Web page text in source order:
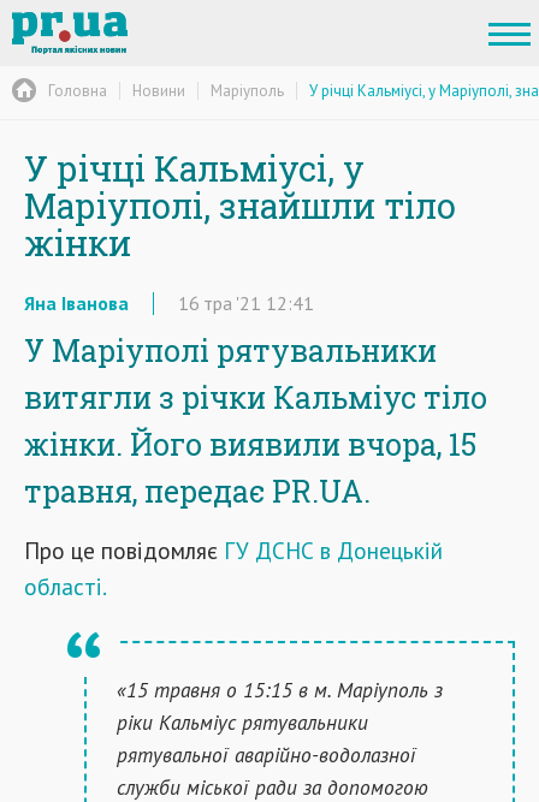
Головна Новини Маріуполь У річці Кальміусі, у Маріуполі,
У річці Кальміусі, у
Маріуполі, знайшли тіло
жінки
Яна Іванова 16 тра '21 12:41
У Маріуполі рятувальники
витягли з річки Кальміус тіло
жінки. Його виявили вчора, 15
травня, передає PR.UA.
Про це повідомляє ГУ ДСНС в Донецькій
області.
«15 травня о 15:15 в м. Маріуполь з
ріки Кальміус рятувальники
рятувальної аварійно-водолазної
служби міської ради за допомогою